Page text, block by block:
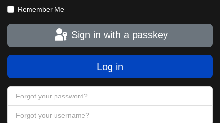
Remember Me
Sign in with a passkey
Log in
Forgot your password?
Forgot your username?